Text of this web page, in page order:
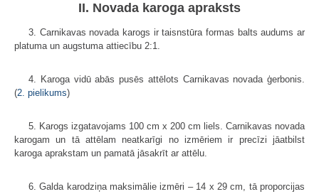
II. Novada karoga apraksts
3. Carnikavas novada karogs ir taisnstūra formas balts audums ar
platuma un augstuma attiecību 2:1.
4. Karoga vidū abās pusēs attēlots Carnikavas novada ģerbonis.
(2. pielikums)
5. Karogs izgatavojams 100 cm x 200 cm liels. Carnikavas novada
karogam un tā attēlam neatkarīgi no izmēriem ir precīzi jāatbilst
karoga aprakstam un pamatā jāsakrīt ar attēlu.
6. Galda karodziņa maksimālie izmēri – 14 x 29 cm, tā proporcijas